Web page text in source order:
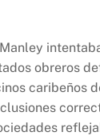
obreros
caribeños